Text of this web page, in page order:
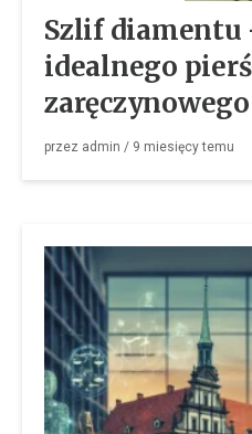
Szlif
idealnego
zaręczynowego
przez admin / 9 miesięcytemu